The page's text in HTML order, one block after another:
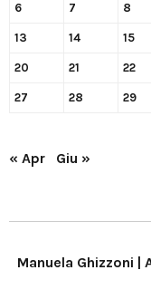
6 7 8
13 14 15
20 21 22
27 28 29
« Apr Giu »
Manuela Ghizzoni